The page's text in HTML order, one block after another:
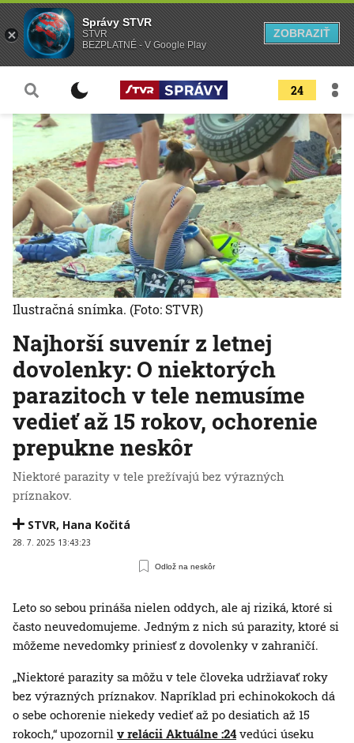
24
Najhorší suvenír z letnej
dovolenky: O niektorých
parazitoch v tele nemusíme
vedieť až 15 rokov, ochorenie
prepukne neskôr
Niektoré parazity v tele prežívajú bez výrazných
príznakov.
STVR, Hana Kočitá
28. 7. 2025 13:43:23
Odlož na neskôr
Ilustračná snímka. (Foto: STVR)
Leto so sebou prináša nielen oddych, ale aj riziká, ktoré si
často neuvedomujeme. Jedným z nich sú parazity, ktoré si
môžeme nevedomky priniesť z dovolenky v zahraničí.
„Niektoré parazity sa môžu v tele človeka udržiavať roky
bez výrazných príznakov. Napríklad pri echinokokoch dá
o sebe ochorenie niekedy vedieť až po desiatich až 15
rokoch,“ upozornil v relácii Aktuálne :24 vedúci úseku
Správy STVR
STVR
BEZPLATNÉ - V Google Play
ZOBRAZIŤ